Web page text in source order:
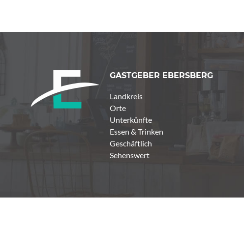
GASTGEBER EBERSBERG
Landkreis
Orte
Unterkünfte
Essen & Trinken
Geschäftlich
Sehenswert